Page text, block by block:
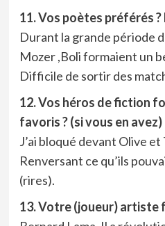
11. Vos poètes préférés
Durant la grande période
Mozer ,Boli formaient un
Difficile de sortir des
12. Vos héros de fiction
favoris ? (si vous en avez)
J’ai bloqué devant Olive
Renversant ce qu’ils
(rires).
13. Votre (joueur) artiste